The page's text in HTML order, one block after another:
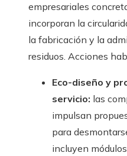
empresariales
incorporan la
la fabricación y la
residuos. Acciones
Eco-diseño y
servicio: las
impulsan
para
incluyen